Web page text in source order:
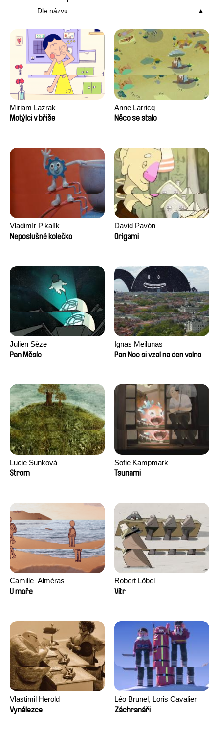
Dle názvu
Miriam Lazrak
Motýlci v břiše
Anne Larricq
Něco se stalo
Vladimír Pikalík
Neposlušné kolečko
David Pavón
Origami
Julien Sèze
Pan Měsíc
Ignas Meilunas
Pan Noc si vzal na den volno
Lucie Sunková
Strom
Sofie Kampmark
Tsunami
Camille​ ​ ​Alméras
U moře
Robert Löbel
Vítr
Vlastimil Herold
Vynálezce
Léo Brunel, Loris Cavalier,
Camille Jalabert, Oscar Malet
Záchranáři